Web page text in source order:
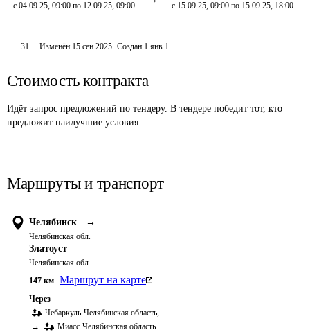
с 04.09.25, 09:00 по 12.09.25, 09:00
с 15.09.25, 09:00 по 15.09.25, 18:00
31 Изменён 15 сен 2025. Создан 1 янв 1
Стоимость контракта
Идёт запрос предложений по тендеру. В тендере победит тот, кто
предложит наилучшие условия.
Маршруты и транспорт
Челябинск →
Челябинская обл.
Златоуст
Челябинская обл.
147 км Маршрут на карте
Через
Чебаркуль Челябинская область,
→
Миасс Челябинская область